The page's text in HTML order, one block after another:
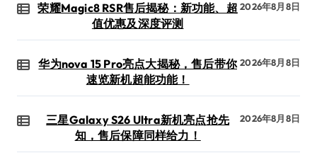
荣耀Magic8 RSR售后揭秘：新功能、超
值优惠及深度评测
2026年8月8日
华为nova 15 Pro亮点大揭秘，售后带你
速览新机超能功能！
2026年8月8日
三星Galaxy S26 Ultra新机亮点抢先
知，售后保障同样给力！
2026年8月8日